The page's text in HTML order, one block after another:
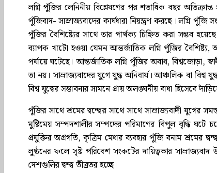
লগ্নি পুঁজির লেনিনীয় বিশ্লেষণের পর শতাধিক বছর
পুঁজিবাদ- সাম্রাজ্যবাদের কার্যধারা নিয়ন্ত্রণ করছে। লগ্নি
পুঁজির বৈশিষ্ট্যের সাথে তার পার্থক্য চিহ্নিত করা সম্ভব
ব্যাপক খাটো হওয়া যেমন আন্তর্জাতিক লগ্নি পুঁজির
পর্যায়ে ঘটেছে। আন্তর্জাতিক লগ্নি পুঁজির অবাধ, বিশ্বজোড়া,
তা নয়। সাম্রাজ্যবাদের যুগে যুদ্ধ অনিবার্য। আঞ্চলিক বা বিশ্ব
বিশ্ব যুদ্ধের সম্ভাবনার সামনে প্রায় অলঙ্ঘনীয় বাধা হিসেবে
পুঁজির সাথে শ্রমের দ্বন্দ্বের সাথে সাথে সাম্রাজ্যবাদী
মুষ্টিমেয় সম্পদশালীর সম্পদের পরিমাণের বিপুল বৃদ্ধি ঘটে
প্রযুক্তির অগ্রগতি, কৃত্রিম মেধার ব্যবহার পুঁজি বনাম শ্রমের
লুণ্ঠনের ফলে সৃষ্ট পরিবেশ সংকটের দায়িত্বভার
দেশগুলির দ্বন্দ্ব তীব্রতর হচ্ছে।